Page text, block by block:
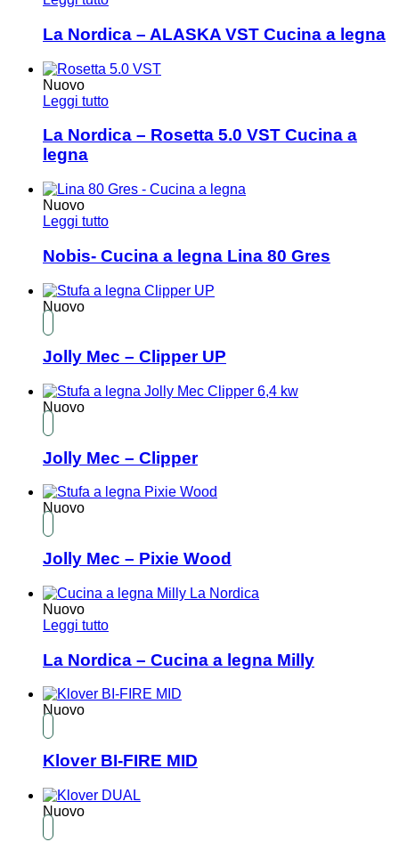
La Nordica – ALASKA VST Cucina a legna
Nuovo
Leggi tutto
La Nordica – Rosetta 5.0 VST Cucina a
legna
Nuovo
Leggi tutto
Nobis- Cucina a legna Lina 80 Gres
Nuovo
Jolly Mec – Clipper UP
Nuovo
Jolly Mec – Clipper
Nuovo
Jolly Mec – Pixie Wood
Nuovo
Leggi tutto
La Nordica – Cucina a legna Milly
Nuovo
Klover BI-FIRE MID
Nuovo